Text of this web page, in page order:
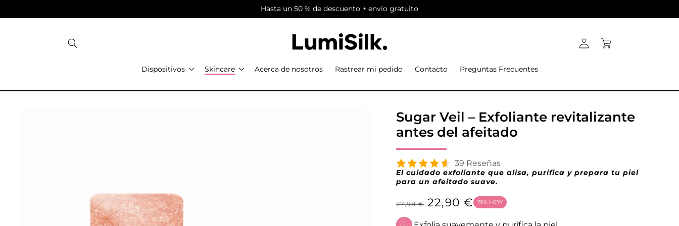
al contenido
Hasta un 50 % de descuento + envío gratuito
Dispositivos Skincare Acerca de nosotros Rastrear mi pedido Contacto Preguntas Frecuentes
Iniciar
sesión
Carrito
Sugar Veil – Exfoliante revitalizante
antes del afeitado
39 Reseñas
El cuidado exfoliante que alisa, purifica y prepara tu piel
para un afeitado suave.
Precio
27,98 € Precio
22,90 € 19%HOY